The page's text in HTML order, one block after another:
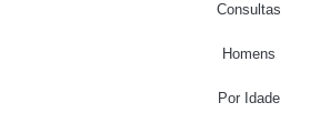
Consultas
Homens
Por Idade